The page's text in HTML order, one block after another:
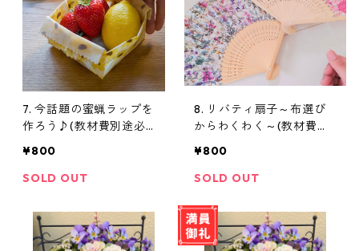
7. 今話題の蜜蝋ラップを
作ろう♪(教材費別途必
¥800
SOLD OUT
8. リバティ扇子～布選び
からわくわく～(教材費別
¥800
SOLD OUT